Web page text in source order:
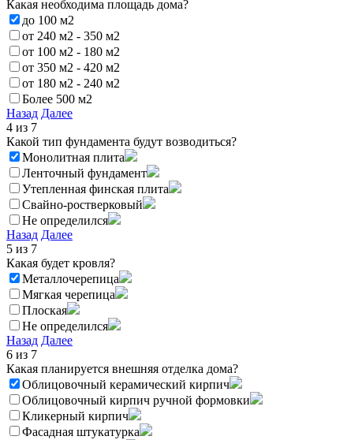
Какая необходима площадь дома?
до 100 м2
от 240 м2 - 350 м2
от 100 м2 - 180 м2
от 350 м2 - 420 м2
от 180 м2 - 240 м2
Более 500 м2
Назад Далее
4 из 7
Какой тип фундамента будут возводиться?
Монолитная плита
Ленточный фундамент
Утепленная финская плита
Свайно-ростверковый
Не определился
Назад Далее
5 из 7
Какая будет кровля?
Металлочерепица
Мягкая черепица
Плоская
Не определился
Назад Далее
6 из 7
Какая планируется внешняя отделка дома?
Облицовочный керамический кирпич
Облицовочный кирпич ручной формовки
Кликерный кирпич
Фасадная штукатурка